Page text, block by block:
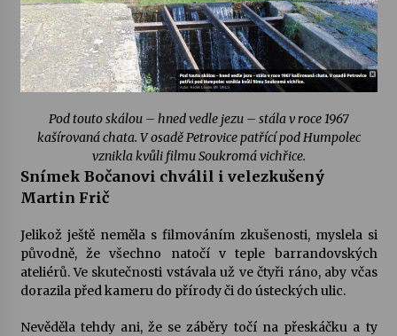
Pod touto skálou – hned vedle jezu – stála v roce 1967
kašírovaná chata. V osadě Petrovice patřící pod Humpolec
vznikla kvůli filmu Soukromá vichřice.
Snímek Bočanovi chválil i velezkušený
Martin Frič
Jelikož ještě neměla s filmováním zkušenosti, myslela si
původně, že všechno natočí v teple barrandovských
ateliérů. Ve skutečnosti vstávala už ve čtyři ráno, aby včas
dorazila před kameru do přírody či do ústeckých ulic.
Nevěděla tehdy ani, že se záběry točí na přeskáčku a ty